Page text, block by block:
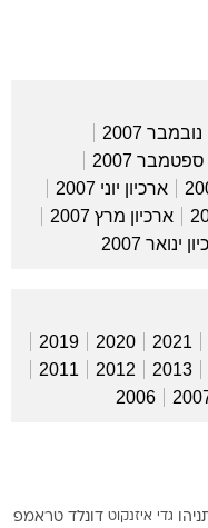
2007
2007
ארכיון יוני 2007
ארכיון מרץ 2007
ינואר 2007
2021
2020
2019
2013
2012
2011
2006
גדי איזנקוט דונלד טראמפ